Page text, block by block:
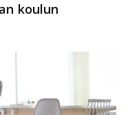
koulun